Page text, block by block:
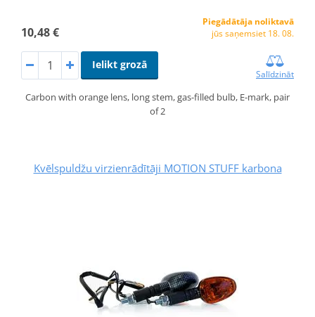
10,48 €
Piegādātāja noliktavā
jūs saņemsiet 18. 08.
Ielikt grozā
Salīdzināt
Carbon with orange lens, long stem, gas-filled bulb, E-mark, pair
of 2
Kvēlspuldžu virzienrādītāji MOTION STUFF karbona